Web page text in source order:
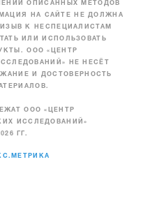
ОПИСАННЫХ МЕТОДОВ
НА САЙТЕ НЕ ДОЛЖНА
К НЕСПЕЦИАЛИСТАМ
ИЛИ ИСПОЛЬЗОВАТЬ
ООО «ЦЕНТР
НЕ НЕСЁТ
И ДОСТОВЕРНОСТЬ
ООО «ЦЕНТР
ИССЛЕДОВАНИЙ»
ГГ.